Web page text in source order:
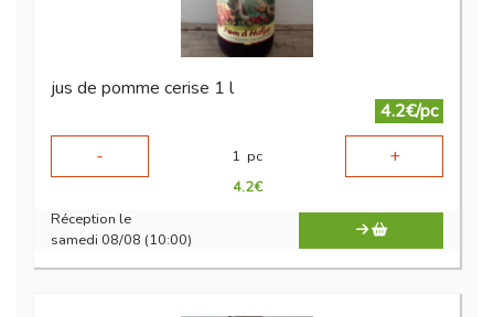
jus de pomme cerise 1 l
4.2€/pc
-
1 pc +
4.2€
Réception le
samedi 08/08 (10:00)